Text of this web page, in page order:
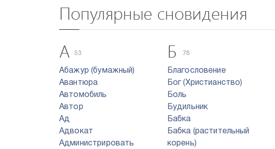
Популярные сновидения
А
53
Абажур (бумажный)
Авантюра
Автомобиль
Автор
Ад
Адвокат
Администрировать
Б 78
Благословение
Бог (Христианство)
Боль
Будильник
Бабка
Бабка (растительный
корень)